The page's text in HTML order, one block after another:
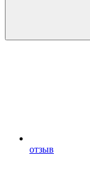
отзыв